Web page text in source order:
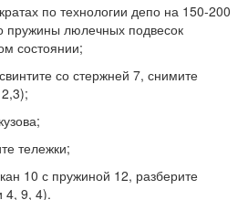
по технологии депо на 150-200
пружины люлечных подвесок
состоянии;
со стержней 7, снимите
тележки;
10 с пружиной 12, разберите
4, 9, 4).